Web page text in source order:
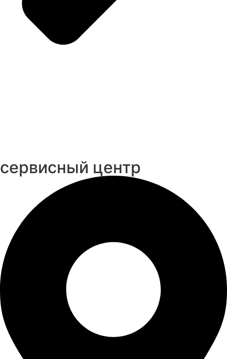
cервисный центр